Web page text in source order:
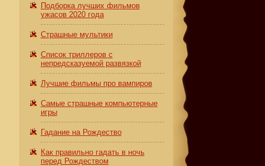
Подборка лучших фильмов
ужасов 2020 года
Страшные мультики
Список триллеров с
непредсказуемой развязкой
Лучшие фильмы про вампиров
Самые страшные компьютерные
игры
Гадание на Рождество
Как правильно гадать в ночь
перед Рождеством